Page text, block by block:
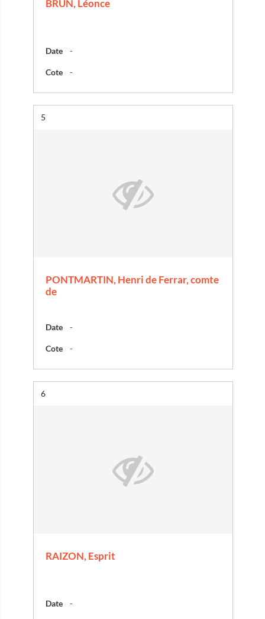
BRUN, Léonce
Date -
Cote -
Résultat n°
5
PONTMARTIN, Henri de Ferrar, comte
de
Date -
Cote -
Résultat n°
6
RAIZON, Esprit
Date -